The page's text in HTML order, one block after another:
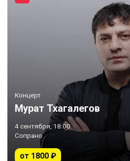
Концерт
Мурат Тхагалегов
4 сентября, 18:00
Сопрано
от 1800 ₽